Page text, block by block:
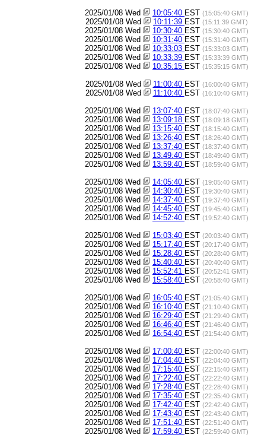
2025/01/08 Wed 10:05:40 EST (15:05:40 GMT)
2025/01/08 Wed 10:11:39 EST (15:11:39 GMT)
2025/01/08 Wed 10:30:40 EST (15:30:40 GMT)
2025/01/08 Wed 10:31:40 EST (15:31:40 GMT)
2025/01/08 Wed 10:33:03 EST (15:33:03 GMT)
2025/01/08 Wed 10:33:39 EST (15:33:39 GMT)
2025/01/08 Wed 10:35:15 EST (15:35:15 GMT)
2025/01/08 Wed 11:00:40 EST (16:00:40 GMT)
2025/01/08 Wed 11:10:40 EST (16:10:40 GMT)
2025/01/08 Wed 13:07:40 EST (18:07:40 GMT)
2025/01/08 Wed 13:09:18 EST (18:09:18 GMT)
2025/01/08 Wed 13:15:40 EST (18:15:40 GMT)
2025/01/08 Wed 13:26:40 EST (18:26:40 GMT)
2025/01/08 Wed 13:37:40 EST (18:37:40 GMT)
2025/01/08 Wed 13:49:40 EST (18:49:40 GMT)
2025/01/08 Wed 13:59:40 EST (18:59:40 GMT)
2025/01/08 Wed 14:05:40 EST (19:05:40 GMT)
2025/01/08 Wed 14:30:40 EST (19:30:40 GMT)
2025/01/08 Wed 14:37:40 EST (19:37:40 GMT)
2025/01/08 Wed 14:45:40 EST (19:45:40 GMT)
2025/01/08 Wed 14:52:40 EST (19:52:40 GMT)
2025/01/08 Wed 15:03:40 EST (20:03:40 GMT)
2025/01/08 Wed 15:17:40 EST (20:17:40 GMT)
2025/01/08 Wed 15:28:40 EST (20:28:40 GMT)
2025/01/08 Wed 15:40:40 EST (20:40:40 GMT)
2025/01/08 Wed 15:52:41 EST (20:52:41 GMT)
2025/01/08 Wed 15:58:40 EST (20:58:40 GMT)
2025/01/08 Wed 16:05:40 EST (21:05:40 GMT)
2025/01/08 Wed 16:10:40 EST (21:10:40 GMT)
2025/01/08 Wed 16:29:40 EST (21:29:40 GMT)
2025/01/08 Wed 16:46:40 EST (21:46:40 GMT)
2025/01/08 Wed 16:54:40 EST (21:54:40 GMT)
2025/01/08 Wed 17:00:40 EST (22:00:40 GMT)
2025/01/08 Wed 17:04:40 EST (22:04:40 GMT)
2025/01/08 Wed 17:15:40 EST (22:15:40 GMT)
2025/01/08 Wed 17:22:40 EST (22:22:40 GMT)
2025/01/08 Wed 17:28:40 EST (22:28:40 GMT)
2025/01/08 Wed 17:35:40 EST (22:35:40 GMT)
2025/01/08 Wed 17:42:40 EST (22:42:40 GMT)
2025/01/08 Wed 17:43:40 EST (22:43:40 GMT)
2025/01/08 Wed 17:51:40 EST (22:51:40 GMT)
2025/01/08 Wed 17:59:40 EST (22:59:40 GMT)